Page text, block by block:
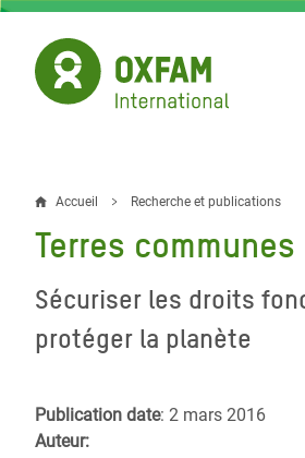
Aller
contenu
principal
Fil
d'Ariane
Accueil Recherche et publications
Terres communes
Sécuriser les droits
protéger la planète
Publication date: 2 mars 2016
Auteur: